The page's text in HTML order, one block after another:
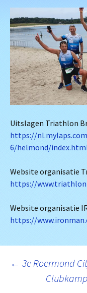
Uitslagen Triathlon
https://
6/helmond/
Website organisatie
https://
Website organisatie
https://
← 3e Roermond